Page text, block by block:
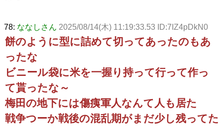
78: ななしさん 2025/08/14(木) 11:19:33.53 ID:7IZ4pDkN0
餅のように型に詰めて切ってあったのもあ
ったな
ビニール袋に米を一握り持って行って作っ
て貰ったな～
梅田の地下には傷痍軍人なんて人も居た
戦争つーか戦後の混乱期がまだ少し残ってた